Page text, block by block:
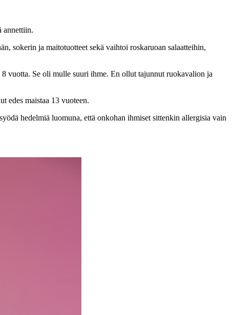
annettiin.
sokerin ja maitotuotteet sekä vaihtoi roskaruoan salaatteihin,
vuotta. Se oli mulle suuri ihme. En ollut tajunnut ruokavalion ja
edes maistaa 13 vuoteen.
hedelmiä luomuna, että onkohan ihmiset sittenkin allergisia vain